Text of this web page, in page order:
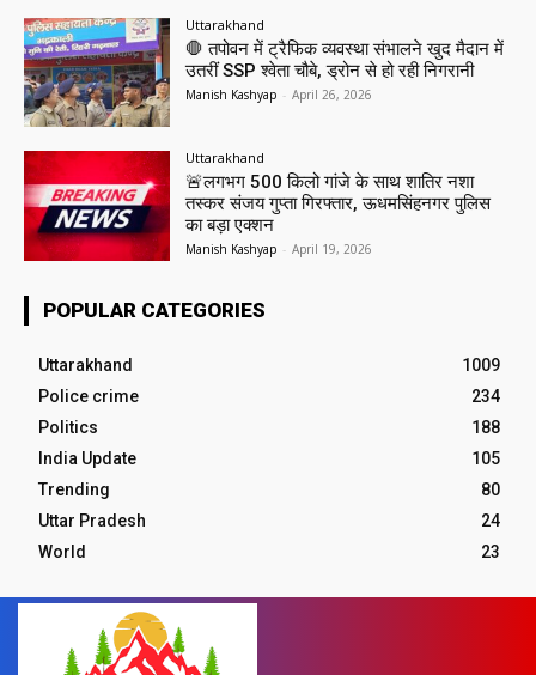
Uttarakhand
🛑 तपोवन में ट्रैफिक व्यवस्था संभालने खुद मैदान में
उतरीं SSP श्वेता चौबे, ड्रोन से हो रही निगरानी
Manish Kashyap - April 26, 2026
Uttarakhand
🚨लगभग 500 किलो गांजे के साथ शातिर नशा
तस्कर संजय गुप्ता गिरफ्तार, ऊधमसिंहनगर पुलिस
का बड़ा एक्शन
Manish Kashyap - April 19, 2026
POPULAR CATEGORIES
Uttarakhand
1009
Police crime
234
Politics
188
India Update
105
Trending
80
Uttar Pradesh
24
World
23